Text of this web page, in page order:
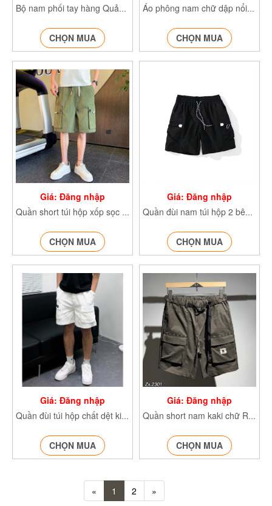
Bộ nam phối tay hàng Quảng Châu áo cộc tay và quần short thể thao nam 909
CHỌN MUA
Áo phông nam chữ dập nổi from rộng, áo thun cổ tròn 13126
CHỌN MUA
Giá: Đăng nhập
Quần short túi hộp xốp sọc quần đùi nam phong cách cá tính D1053
CHỌN MUA
Giá: Đăng nhập
Quần đùi nam túi hộp 2 bên quần short bản đẹp form rộng cạp cao lưng chun co dãn 713
CHỌN MUA
Giá: Đăng nhập
Quần đùi túi hộp chất dệt kim quần short nam form rộng 30006
CHỌN MUA
Giá: Đăng nhập
Quần short nam kaki chữ R quần đùi túi hôp, phong cách Unisex 2301
CHỌN MUA
« 1 2 »